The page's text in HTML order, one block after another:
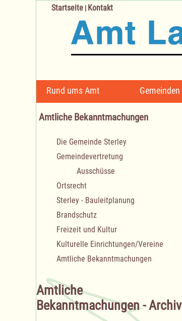
Navigation
überspringen
Rund ums Amt Gemeinden
Startseite | Kontakt
Amtliche Bekanntmachungen
Navigation
überspringen
Die Gemeinde Sterley
Gemeindevertretung
Ausschüsse
Ortsrecht
Sterley - Bauleitplanung
Brandschutz
Freizeit und Kultur
Kulturelle Einrichtungen/Vereine
Amtliche Bekanntmachungen
Amtliche
Bekanntmachungen - Archiv